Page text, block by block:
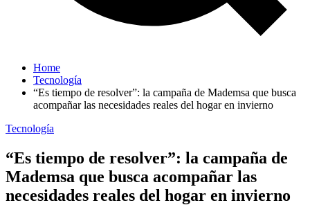
Home
Tecnología
“Es tiempo de resolver”: la campaña de Mademsa que busca
acompañar las necesidades reales del hogar en invierno
Tecnología
“Es tiempo de resolver”: la campaña de
Mademsa que busca acompañar las
necesidades reales del hogar en invierno